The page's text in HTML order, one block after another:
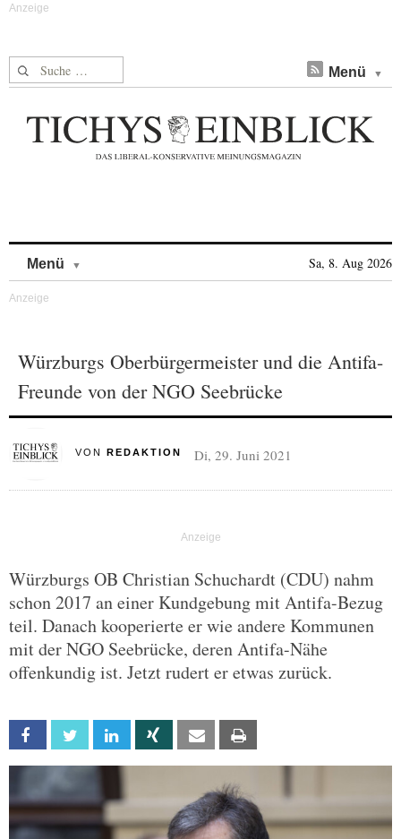
Suche nach: Menü
Menü Sa, 8. Aug 2026
Würzburgs Oberbürgermeister und die Antifa-
Freunde von der NGO Seebrücke
VON REDAKTION Di, 29. Juni 2021
Würzburgs OB Christian Schuchardt (CDU) nahm
schon 2017 an einer Kundgebung mit Antifa-Bezug
teil. Danach kooperierte er wie andere Kommunen
mit der NGO Seebrücke, deren Antifa-Nähe
offenkundig ist. Jetzt rudert er etwas zurück.
Facebook Twitter Linkedin Xing Email